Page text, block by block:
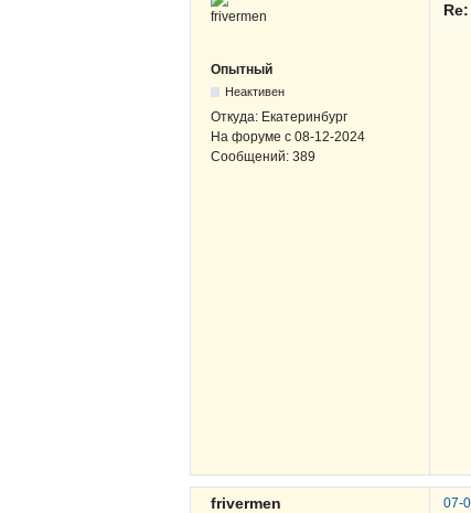
Опытный
Неактивен
Откуда: Екатеринбург
На форуме с 08-12-2024
Сообщений: 389
frivermen 07-